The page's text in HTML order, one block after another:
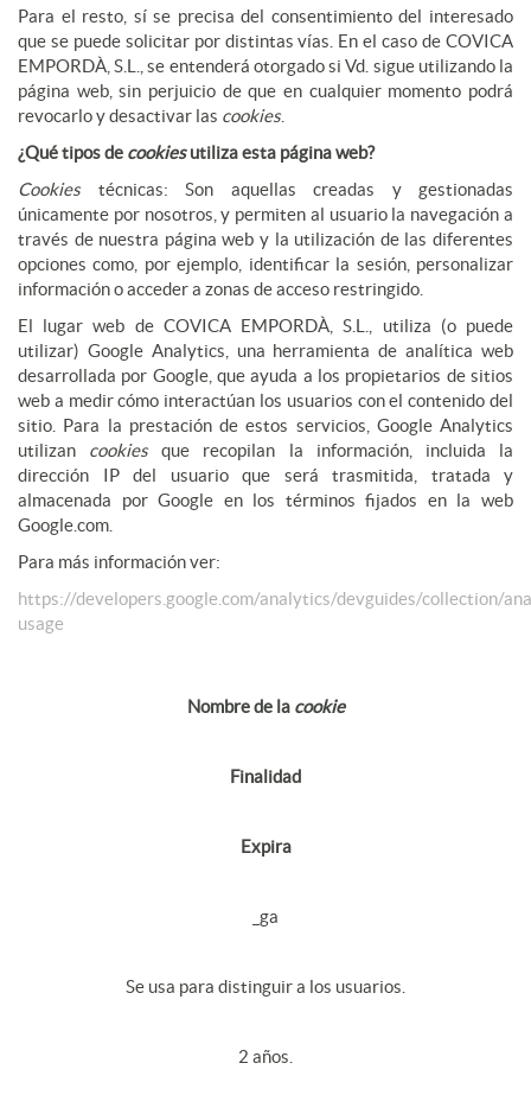
Para el resto, sí se precisa del consentimiento del interesado
que se puede solicitar por distintas vías. En el caso de COVICA
EMPORDÀ, S.L., se entenderá otorgado si Vd. sigue utilizando la
página web, sin perjuicio de que en cualquier momento podrá
revocarlo y desactivar las cookies.
¿Qué tipos de cookiesutiliza esta página web?
Cookiestécnicas: Son aquellas creadas y gestionadas
únicamente por nosotros, y permiten al usuario la navegación a
través de nuestra página web y la utilización de las diferentes
opciones como, por ejemplo, identificar la sesión, personalizar
información o acceder a zonas de acceso restringido.
El lugar web de COVICA EMPORDÀ, S.L., utiliza (o puede
utilizar) Google Analytics, una herramienta de analítica web
desarrollada por Google, que ayuda a los propietarios de sitios
web a medir cómo interactúan los usuarios con el contenido del
sitio. Para la prestación de estos servicios, Google Analytics
utilizan cookiesque recopilan la información, incluida la
dirección IP del usuario que será trasmitida, tratada y
almacenada por Google en los términos fijados en la web
Google.com.
Para más información ver:
https://developers.google.com/analytics/devguides/collection/
usage
Nombre de la cookie
Finalidad
Expira
_ga
Se usa para distinguir a los usuarios.
2 años.